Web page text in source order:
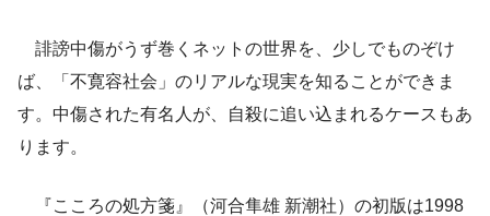
誹謗中傷がうず巻くネットの世界を、少しでものぞけ
ば、「不寛容社会」のリアルな現実を知ることができま
す。中傷された有名人が、自殺に追い込まれるケースもあ
ります。
『こころの処方箋』（河合隼雄 新潮社）の初版は1998